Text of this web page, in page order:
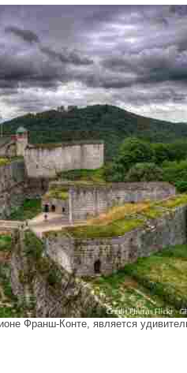
Франш-Конте, является